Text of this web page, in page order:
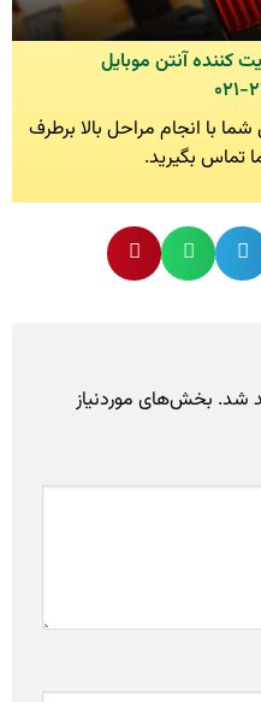
کننده آنتن موبایل
با انجام مراحل بالا برطرف
تماس بگیرید.
شد. بخش‌های موردنیاز